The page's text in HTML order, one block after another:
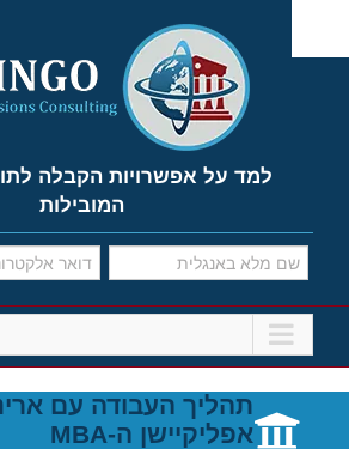
content
המובילות
תהליך העבודה עם
אפליקיישן ה-MBA